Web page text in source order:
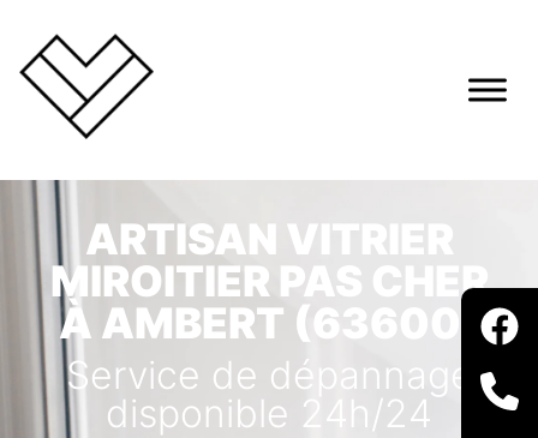
ARTISAN VITRIER
MIROITIER PAS CHER
À AMBERT (63600)
Service de dépannage
disponible 24h/24